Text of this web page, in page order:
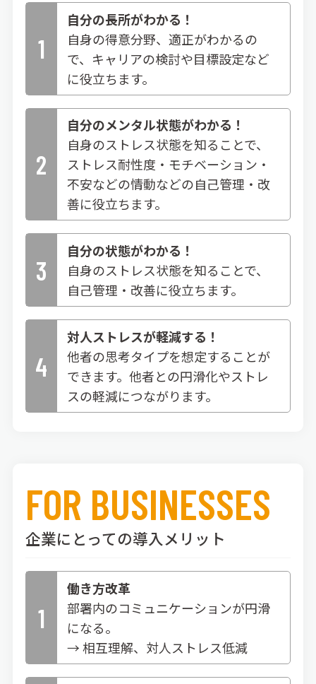
1
自分の長所がわかる！
自身の得意分野、適正がわかるの
で、キャリアの検討や目標設定など
に役立ちます。
2
自分のメンタル状態がわかる！
自身のストレス状態を知ることで、
ストレス耐性度・モチベーション・
不安などの情動などの自己管理・改
善に役立ちます。
3
自分の状態がわかる！
自身のストレス状態を知ることで、
自己管理・改善に役立ちます。
4
対人ストレスが軽減する！
他者の思考タイプを想定することが
できます。他者との円滑化やストレ
スの軽減につながります。
FOR BUSINESSES
企業にとっての導入メリット
1
働き方改革
部署内のコミュニケーションが円滑
になる。
→ 相互理解、対人ストレス低減